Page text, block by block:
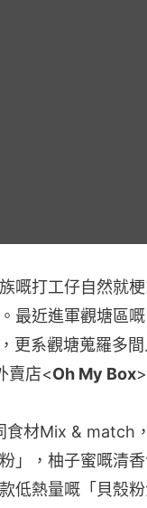
嘅打工仔自然就
最近進軍觀塘區嘅
更系觀塘蒐羅多
賣店<Oh My Box
食材Mix & match
」，柚子蜜嘅清
低熱量嘅「貝殼